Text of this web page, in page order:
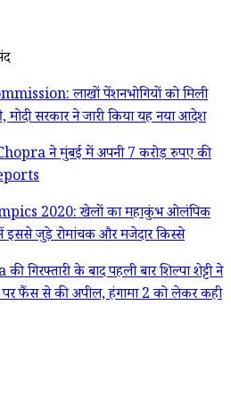
लाखों पेंशनभोगियों को मिली
सरकार ने जारी किया यह नया आदेश
ने मुंबई में अपनी 7 करोड़ रुपए की
2020: खेलों का महाकुंभ ओलंपिक
इससे जुड़े रोमांचक और मजेदार किस्से
गिरफ्तारी के बाद पहली बार शिल्पा शेट्टी ने
पर फैंस से की अपील, हंगामा 2 को लेकर कही